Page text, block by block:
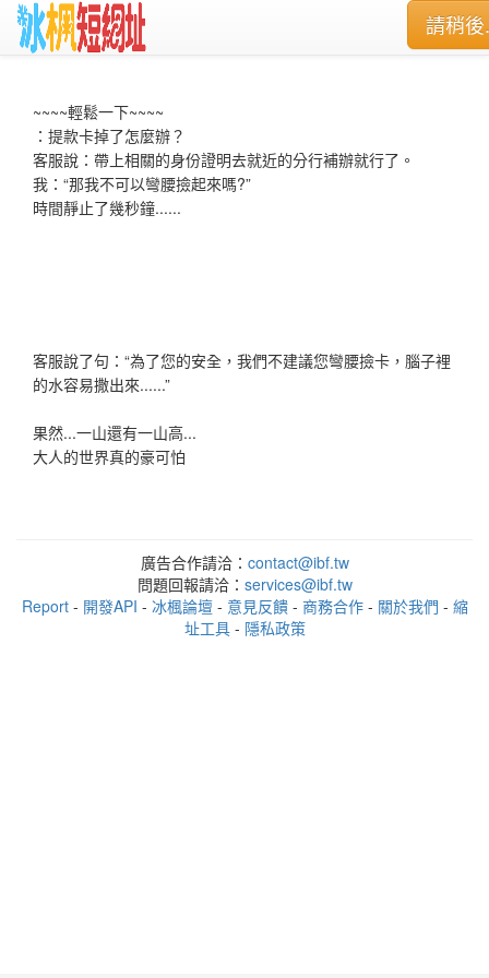
請稍
~~~~輕鬆一下~~~~
：提款卡掉了怎麼辦？
客服說：帶上相關的身份證明去就近的分行補辦就行了。
我：“那我不可以彎腰撿起來嗎?”
時間靜止了幾秒鐘......
客服說了句：“為了您的安全，我們不建議您彎腰撿卡，腦子裡
的水容易撒出來......”
果然...一山還有一山高...
大人的世界真的豪可怕
廣告合作請洽： contact@ibf.tw
問題回報請洽： services@ibf.tw
Report- 開發API - 冰楓論壇- 意見反饋- 商務合作- 關於我們 - 縮
址工具- 隱私政策